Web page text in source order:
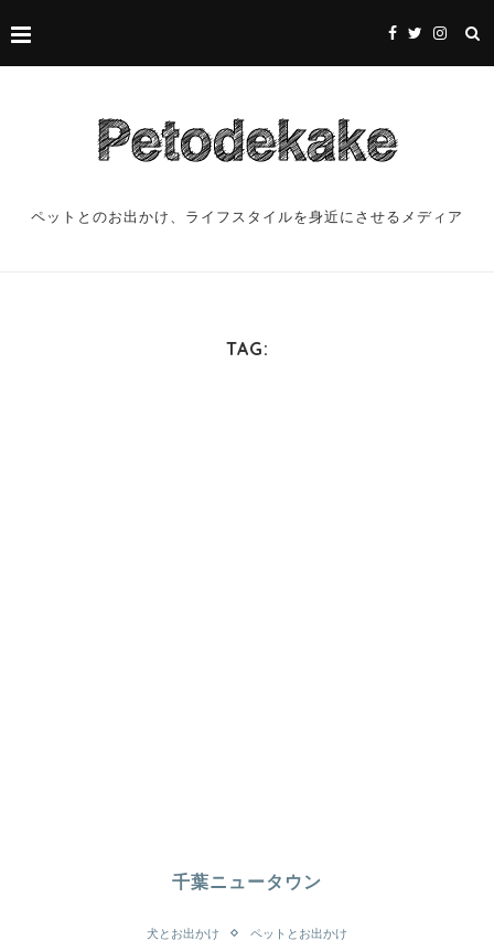
ペットとのお出かけ、ライフスタイルを身近にさせるメディア
TAG:
千葉ニュータウン
犬とお出かけ ペットとお出かけ